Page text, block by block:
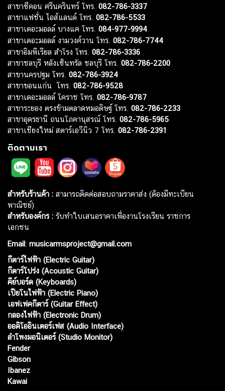
สาขาซีคอน ศรีนครินทร์ โทร. 082-786-3337
สาขาแฟชั่น ไอส์แลนด์ โทร. 082-786-5533
สาขาเดอะมอลล์ บางแค โทร. 084-977-9994
สาขาเดอะมอลล์ งามวงศ์วาน โทร. 082-786-7744
สาขาอิมพีเรียล สำโรง โทร. 082-786-3336
สาขาชลบุรี หลังเซ็นทรัล ชลบุรี โทร. 082-786-2200
สาขานครปฐม โทร. 082-786-3924
สาขาขอนแก่น โทร. 082-786-9528
สาขาเดอะมอลล์ โคราช โทร. 082-786-9787
สาขาระยอง ตรงข้ามตลาดหมอดิษฐ์ โทร. 082-786-2233
สาขาอุดรธานี ถนนโภคานุสรณ์ โทร. 082-786-5965
สาขาเชียงใหม่ สตาร์เอวีนิว 7 โทร. 082-786-2391
ติดตามเรา
สำหรับร้านค้า : สามารถติดต่อสอบถามราคาส่ง (ต้องมีทะเบียน
พาณิชย์)
สำหรับองค์กร : รับทำใบเสนอราคาเพื่องานโรงเรียน ราชการ
เอกชน
Email: musicarmsproject@gmail.com
กีตาร์ไฟฟ้า (Electric Guitar)
กีตาร์โปร่ง (Acoustic Guitar)
คีย์บอร์ด (Keyboards)
เปียโนไฟฟ้า (Electric Piano)
เอฟเฟคกีตาร์ (Guitar Effect)
กลองไฟฟ้า (Electronic Drum)
ออดิโออินเตอร์เฟส (Audio Interface)
ลำโพงมอนิเตอร์ (Studio Monitor)
Fender
Gibson
Ibanez
Kawai